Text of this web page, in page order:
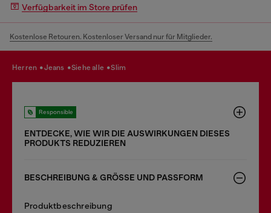
Verfügbarkeit im Store prüfen
Kostenlose Retouren. Kostenloser Versand nur für Mitglieder.
herren jeans siehe alle slim
Responsible
ENTDECKE, WIE WIR DIE AUSWIRKUNGEN DIESES
PRODUKTS REDUZIEREN
BESCHREIBUNG & GRÖSSE UND PASSFORM
Produktbeschreibung